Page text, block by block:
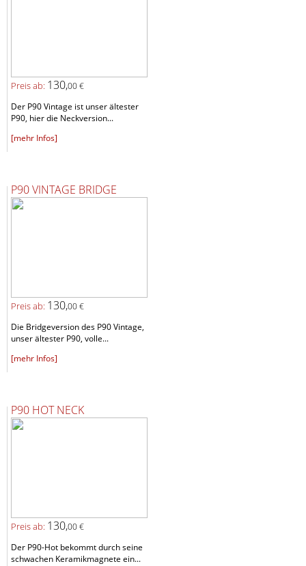
Preis ab: 130,00 €
Der P90 Vintage ist unser ältester
P90, hier die Neckversion...
[mehr Infos]
P90 VINTAGE BRIDGE
Preis ab: 130,00 €
Die Bridgeversion des P90 Vintage,
unser ältester P90, volle...
[mehr Infos]
P90 HOT NECK
Preis ab: 130,00 €
Der P90-Hot bekommt durch seine
schwachen Keramikmagnete ein...